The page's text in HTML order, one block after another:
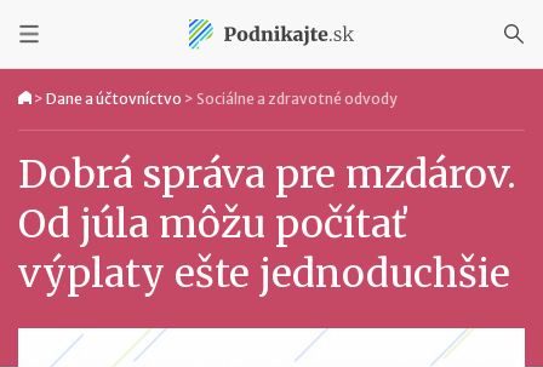
> Dane a účtovníctvo > Sociálne a zdravotné odvody
Dobrá správa pre mzdárov.
Od júla môžu počítať
výplaty ešte jednoduchšie